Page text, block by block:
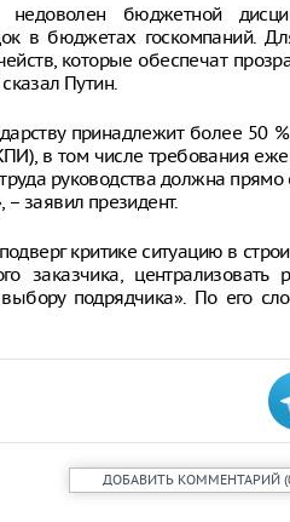
недоволен бюджетной
в бюджетах госкомпаний.
которые обеспечат
Путин.
принадлежит более
в том числе требования
руководства должна прямо
заявил президент.
критике ситуацию в
заказчика,
выбору подрядчика». По его
ДОБАВИТЬ КОММЕНТАРИЙ (